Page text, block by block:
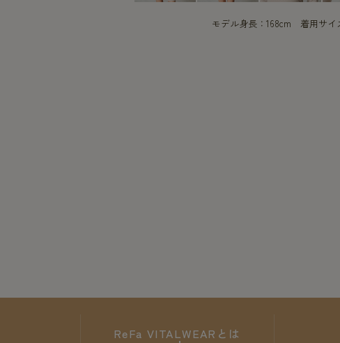
モデル身長：168cm 着用サイ
ReFa VITALWEARとは